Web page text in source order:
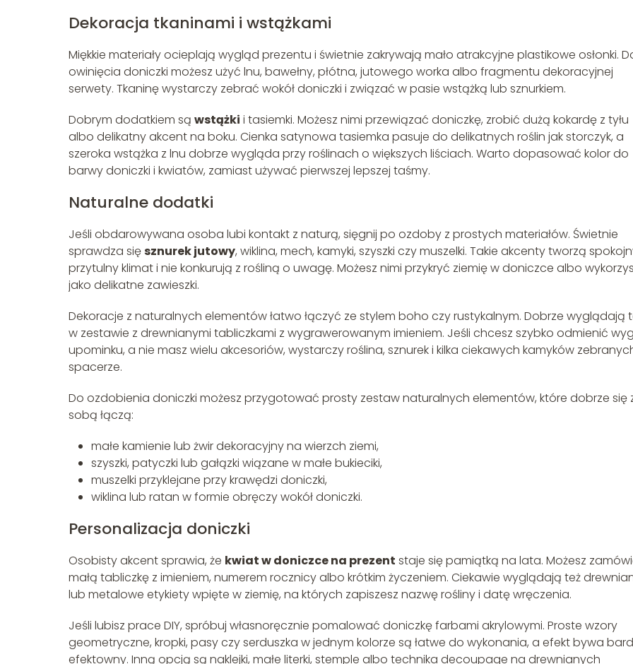
Dekoracja tkaninami i wstążkami
Miękkie materiały ocieplają wygląd prezentu i świetnie zakrywają mało atrakcyjne plastikowe osłonki.
owinięcia doniczki możesz użyć lnu, bawełny, płótna, jutowego worka albo fragmentu dekoracyjnej
serwety. Tkaninę wystarczy zebrać wokół doniczki i związać w pasie wstążką lub sznurkiem.
Dobrym dodatkiem są wstążki i tasiemki. Możesz nimi przewiązać doniczkę, zrobić dużą kokardę z tyłu
albo delikatny akcent na boku. Cienka satynowa tasiemka pasuje do delikatnych roślin jak storczyk, a
szeroka wstążka z lnu dobrze wygląda przy roślinach o większych liściach. Warto dopasować kolor do
barwy doniczki i kwiatów, zamiast używać pierwszej lepszej taśmy.
Naturalne dodatki
Jeśli obdarowywana osoba lubi kontakt z naturą, sięgnij po ozdoby z prostych materiałów. Świetnie
sprawdza sięsznurek jutowy, wiklina, mech, kamyki, szyszki czy muszelki. Takie akcenty tworzą
przytulny klimat i nie konkurują z rośliną o uwagę. Możesz nimi przykryć ziemię w doniczce albo
jako delikatne zawieszki.
Dekoracje z naturalnych elementów łatwo łączyć ze stylem boho czy rustykalnym. Dobrze wyglądają
w zestawie z drewnianymi tabliczkami z wygrawerowanym imieniem. Jeśli chcesz szybko odmienić
upominku, a nie masz wielu akcesoriów, wystarczy roślina, sznurek i kilka ciekawych kamyków
spacerze.
Do ozdobienia doniczki możesz przygotować prosty zestaw naturalnych elementów, które dobrze się
sobą łączą:
małe kamienie lub żwir dekoracyjny na wierzch ziemi,
szyszki, patyczki lub gałązki wiązane w małe bukieciki,
muszelki przyklejane przy krawędzi doniczki,
wiklina lub ratan w formie obręczy wokół doniczki.
Personalizacja doniczki
Osobisty akcent sprawia, że kwiat w doniczce na prezent staje się pamiątką na lata. Możesz
małą tabliczkę z imieniem, numerem rocznicy albo krótkim życzeniem. Ciekawie wyglądają też
lub metalowe etykiety wpięte w ziemię, na których zapiszesz nazwę rośliny i datę wręczenia.
Jeśli lubisz prace DIY, spróbuj własnoręcznie pomalować doniczkę farbami akrylowymi. Proste wzory
geometryczne, kropki, pasy czy serduszka w jednym kolorze są łatwe do wykonania, a efekt bywa
efektowny. Inną opcją są naklejki, małe literki, stemple albo technika decoupage na drewnianych